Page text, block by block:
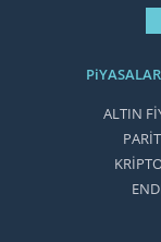
PiYASALAR
ALTIN